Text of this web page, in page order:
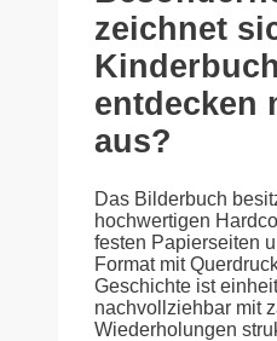
zeichnet
entdecken
aus?
Das Bilderbuch
hochwertigen
festen Papierseiten
Format mit
Geschichte ist
nachvollziehbar mit
Wiederholungen